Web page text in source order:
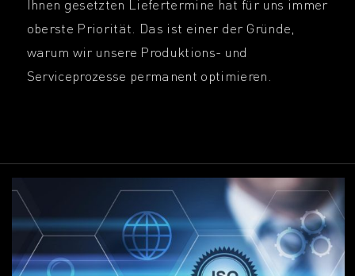
oberste Priorität. Das ist einer der Gründe,
warum wir unsere Produktions- und
Serviceprozesse permanent optimieren.